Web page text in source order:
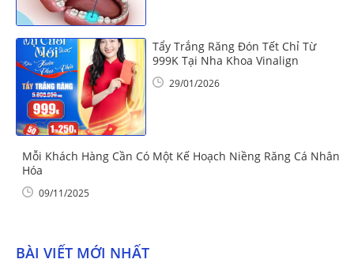
Tẩy Trắng Răng Đón Tết Chỉ Từ
999K Tại Nha Khoa Vinalign
29/01/2026
Mỗi Khách Hàng Cần Có Một Kế Hoạch Niềng Răng Cá Nhân
Hóa
09/11/2025
BÀI VIẾT MỚI NHẤT